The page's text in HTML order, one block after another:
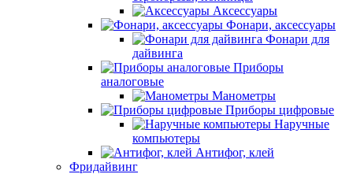
Аксессуары
Фонари, аксессуары
Фонари для
дайвинга
Приборы
аналоговые
Манометры
Приборы цифровые
Наручные
компьютеры
Антифог, клей
Фридайвинг